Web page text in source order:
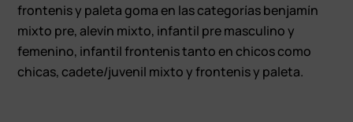
frontenis y paleta goma en las categorías benjamín
mixto pre, alevín mixto, infantil pre masculino y
femenino, infantil frontenis tanto en chicos como
chicas, cadete/juvenil mixto y frontenis y paleta.